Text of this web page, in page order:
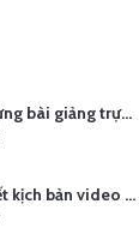
Quay & dựng bài giảng trực tuyến – Xu hướng đào tạo thời đại số
Dịch vụ viết kịch bản video – Bước quan trọng quyết định thành công nội dung